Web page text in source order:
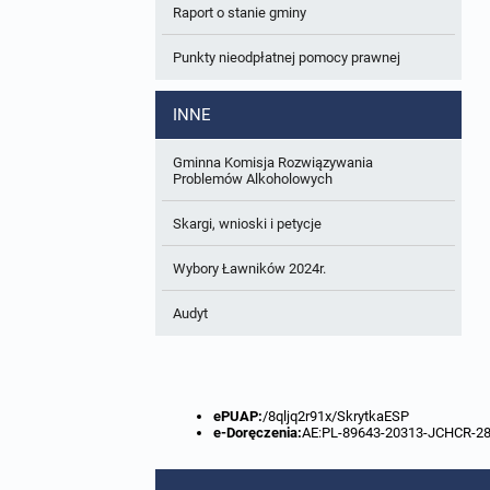
W trakcie opracowania
Zbiory danych przestrzennych
Analizy zmian w zagospodarowaniu
Raport o stanie gminy
Punkty nieodpłatnej pomocy prawnej
INNE
Gminna Komisja Rozwiązywania
Problemów Alkoholowych
Skargi, wnioski i petycje
Wybory Ławników 2024r.
Audyt
ePUAP:/8qljq2r91x/SkrytkaESP
e-Doręczenia:AE:PL-89643-20313-JCHCR-28